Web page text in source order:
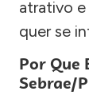
atrativo e
quer se
Por Que
Sebrae/